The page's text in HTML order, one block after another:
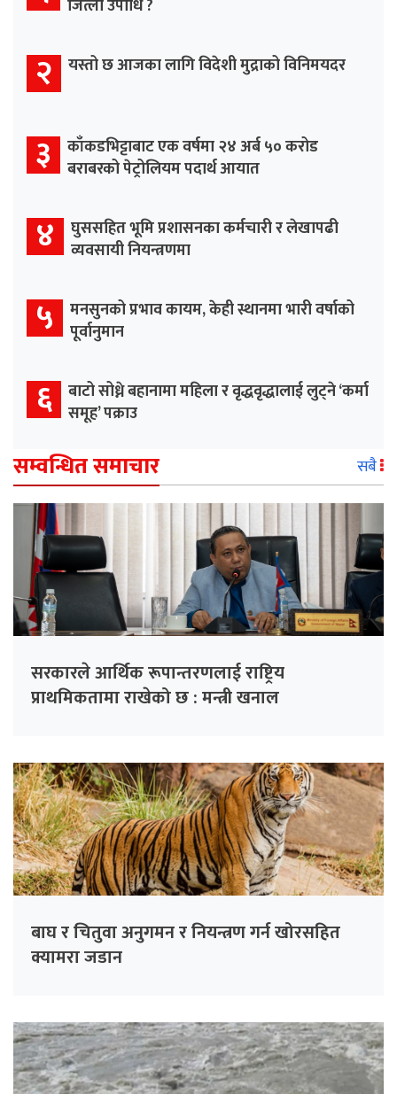
जित्ला उपाधि ?
२ यस्तो छ आजका लागि विदेशी मुद्राको विनिमयदर
३ काँकडभिट्टाबाट एक वर्षमा २४ अर्ब ५० करोड
बराबरको पेट्रोलियम पदार्थ आयात
४ घुससहित भूमि प्रशासनका कर्मचारी र लेखापढी
व्यवसायी नियन्त्रणमा
५ मनसुनको प्रभाव कायम, केही स्थानमा भारी वर्षाको
पूर्वानुमान
६ बाटो सोध्ने बहानामा महिला र वृद्धवृद्धालाई लुट्ने ‘कर्मा
समूह’ पक्राउ
सम्वन्धित समाचार सबै
सरकारले आर्थिक रूपान्तरणलाई राष्ट्रिय
प्राथमिकतामा राखेको छ : मन्त्री खनाल
बाघ र चितुवा अनुगमन र नियन्त्रण गर्न खोरसहित
क्यामरा जडान